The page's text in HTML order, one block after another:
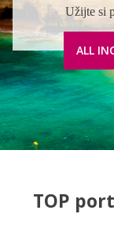
Užijte si
ALL
TOP